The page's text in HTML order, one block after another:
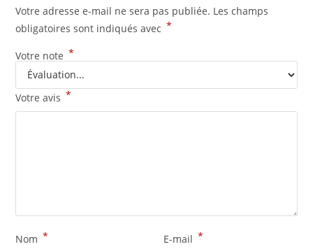
Votre adresse e-mail ne sera pas publiée. Les champs
obligatoires sont indiqués avec *
Votre note *
Votre avis *
Nom * E-mail *